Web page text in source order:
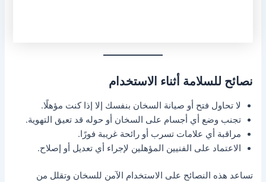
نصائح للسلامة أثناء الاستخدام
لا تحاول فتح أو صيانة السخان بنفسك إلا إذا كنت مؤهلًا.
تجنب وضع أي أجسام على السخان أو حوله قد تعيق التهوية.
مراقبة أي علامات تسرب أو رائحة غريبة فورًا.
الاعتماد على الفنيين المؤهلين لإجراء أي تعديل أو إصلاح.
تساعد هذه النصائح على الاستخدام الآمن للسخان وتقلل من